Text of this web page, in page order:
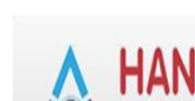
LƯỚI CHẮN GIÓ